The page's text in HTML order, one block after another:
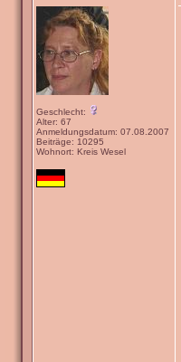
Geschlecht:
Alter: 67
Anmeldungsdatum: 07.08.2007
Beiträge: 10295
Wohnort: Kreis Wesel